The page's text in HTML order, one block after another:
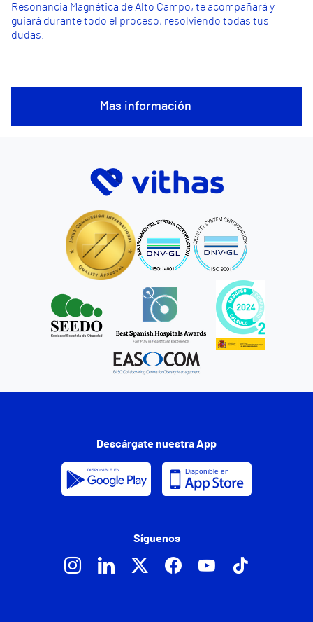
Resonancia Magnética de Alto Campo, te acompañará y
guiará durante todo el proceso, resolviendo todas tus
dudas.
Mas información
Descárgate nuestra App
Síguenos